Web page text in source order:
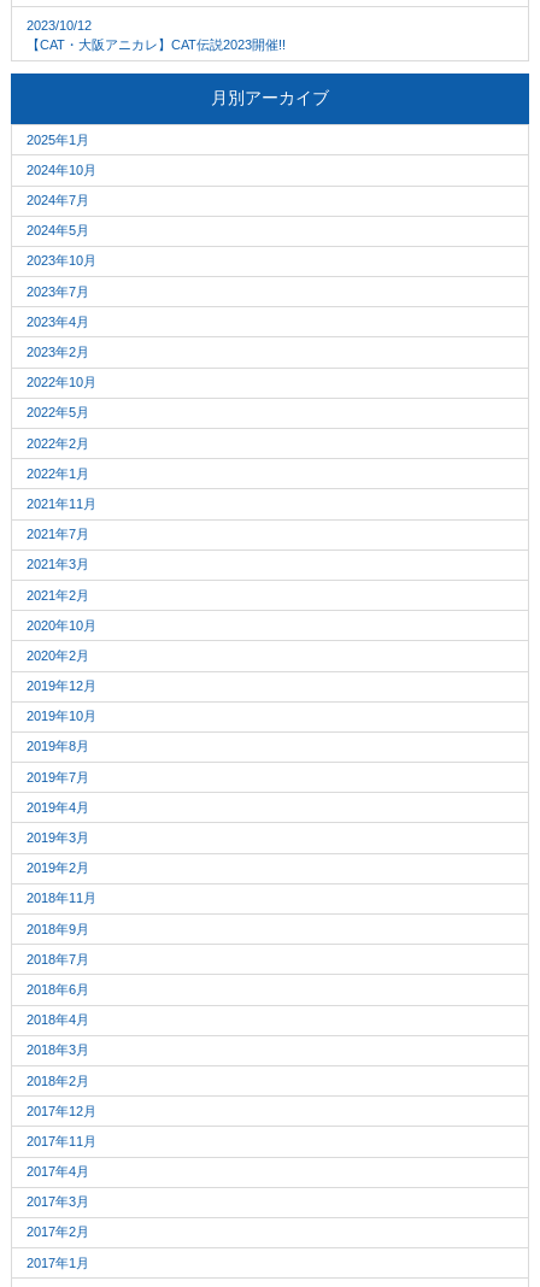
2023/10/12
【CAT・大阪アニカレ】CAT伝説2023開催!!
月別アーカイブ
2025年1月
2024年10月
2024年7月
2024年5月
2023年10月
2023年7月
2023年4月
2023年2月
2022年10月
2022年5月
2022年2月
2022年1月
2021年11月
2021年7月
2021年3月
2021年2月
2020年10月
2020年2月
2019年12月
2019年10月
2019年8月
2019年7月
2019年4月
2019年3月
2019年2月
2018年11月
2018年9月
2018年7月
2018年6月
2018年4月
2018年3月
2018年2月
2017年12月
2017年11月
2017年4月
2017年3月
2017年2月
2017年1月